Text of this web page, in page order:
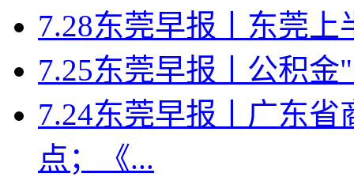
7.28东莞早报丨东莞上
7.25东莞早报丨公积
7.24东莞早报丨广东
点；《...